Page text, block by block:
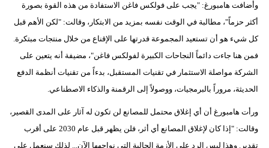
وأضافت هامبورغ: "يجب على فولكس فاغن الاستفادة من هذه القوة بصورة
أكثر حزماً"، مطالبة في الوقت نفسه بمزيد من الابتكار، وقالت: "لكن الأهم قبل
كل شيء هو أن تستعيد المجموعة قدرتها على الإقناع من خلال منتجات مبتكرة.
فمن هنا جاءت دائماً النجاحات الكبيرة لفولكس فاغن"، مضيفة أنه يتعين على
الشركة مواصلة الاستثمار في تقنيات المستقبل، بدءاً من تقنيات أنظمة الدفع
الحديثة، مروراً بالبرمجيات، ووصولاً إلى الرقمنة والذكاء الاصطناعي.
ورأت هامبورغ أن أي إغلاق محتمل للمصانع لن تكون له آثار على المدى القصير،
وقالت: "إذا كان لإغلاق المصانع أي أثر، فلن يظهر قبل عام 2030 على أقرب
تقدير. وهذا ليس الرد على الأزمة الحالية التي نواجهها الآن... لذلك سنعمل على